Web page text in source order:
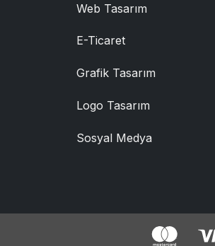
Web Tasarım
E-Ticaret
Grafik Tasarım
Logo Tasarım
Sosyal Medya